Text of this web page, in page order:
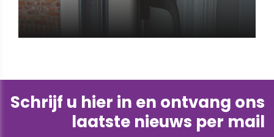
Schrijf u hier in en ontvang ons
laatste nieuws per mail